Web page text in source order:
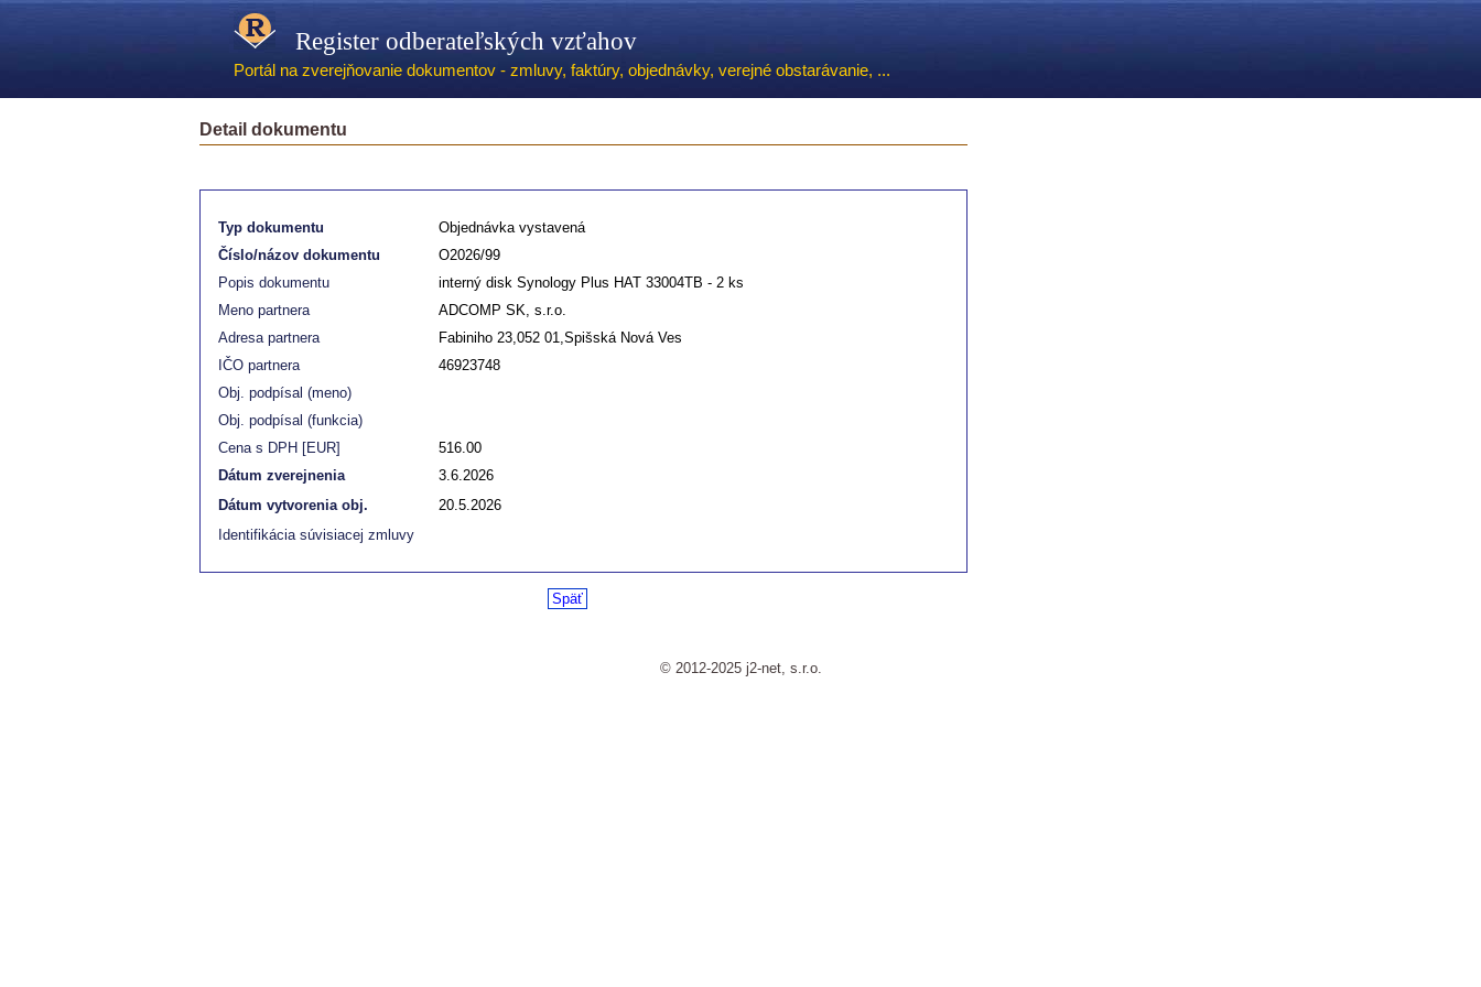
Register odberateľských vzťahov
Portál na zverejňovanie dokumentov - zmluvy, faktúry, objednávky, verejné obstarávanie, ...
Detail dokumentu
Typ dokumentu
Objednávka vystavená
Číslo/názov dokumentu
O2026/99
Popis dokumentu
interný disk Synology Plus HAT 33004TB - 2 ks
Meno partnera
ADCOMP SK, s.r.o.
Adresa partnera
Fabiniho 23,052 01,Spišská Nová Ves
IČO partnera
46923748
Obj. podpísal (meno)
Obj. podpísal (funkcia)
Cena s DPH [EUR]
516.00
Dátum zverejnenia
3.6.2026
Dátum vytvorenia obj.
20.5.2026
Identifikácia súvisiacej zmluvy
Späť
© 2012-2025 j2-net, s.r.o.